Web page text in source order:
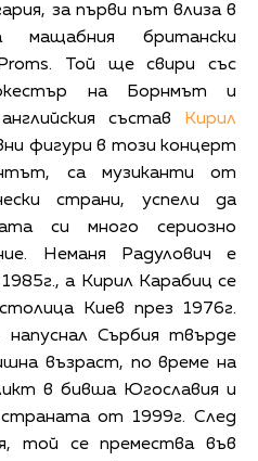
за първи път влиза в
мащабния британски
Той ще свири със
на Борнмът и
състав
Кирил
фигури в този концерт
са музиканти от
страни, успели да
си много сериозно
Неманя Радулович е
а Кирил Карабиц се
Киев през 1976г.
напуснал Сърбия твърде
възраст, по време на
в бивша Югославия и
от 1999г. След
той се премества във